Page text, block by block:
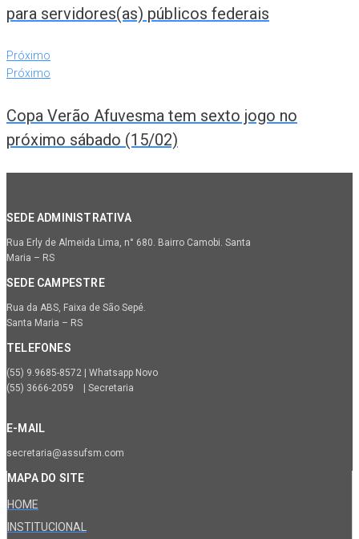
para servidores(as) públicos federais
Próximo
Próximo
Copa Verão Afuvesma tem sexto jogo no
próximo sábado (15/02)
SEDE ADMINISTRATIVA
Rua Erly de Almeida Lima, n° 680. Bairro Camobi. Santa
Maria – RS
SEDE CAMPESTRE
Rua da ABS, Faixa de São Sepé.
Santa Maria – RS
TELEFONES
(55) 9.9685-8572 | Whatsapp Novo
(55) 3666-2059 | Secretaria
E-MAIL
secretaria@assufsm.com
MAPA DO SITE
HOME
INSTITUCIONAL